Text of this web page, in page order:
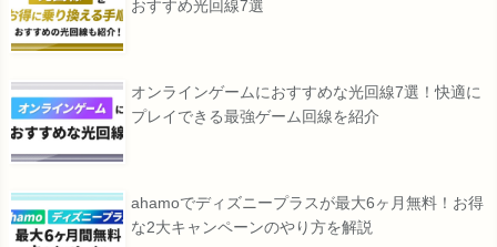
おすすめ光回線7選
オンラインゲームにおすすめな光回線7選！快適に
プレイできる最強ゲーム回線を紹介
ahamoでディズニープラスが最大6ヶ月無料！お得
な2大キャンペーンのやり方を解説